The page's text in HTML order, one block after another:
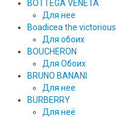
BOTTEGA VENETA
Для нее
Boadicea the victorious
Для обоих
BOUCHERON
Для Обоих
BRUNO BANANI
Для нее
BURBERRY
Для неё